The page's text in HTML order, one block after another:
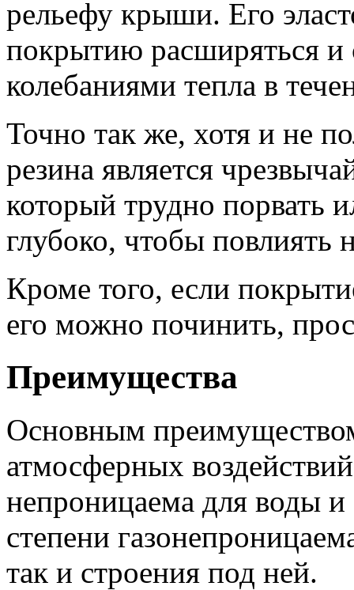
рельефу крыши. Его
покрытию расширяться и
колебаниями тепла в
Точно так же, хотя и не
резина является
который трудно порвать
глубоко, чтобы повлиять
Кроме того, если
его можно починить,
Преимущества
Основным
атмосферных
непроницаема для воды и
степени
так и строения под ней.